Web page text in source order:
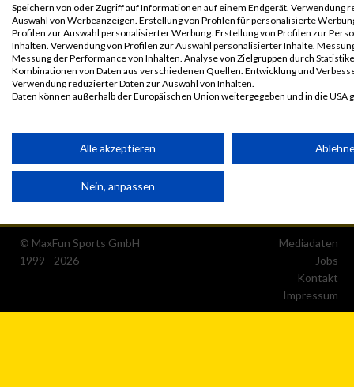
© MaxFun Sports GmbH
1999 - 2026
Mediadaten
Jobs
Kontakt
Impressum
Speichern von oder Zugriff auf Informationen auf einem Endgerät. Verwendung
Auswahl von Werbeanzeigen. Erstellung von Profilen für personalisierte
Profilen zur Auswahl personalisierter Werbung. Erstellung von Profilen zur
Inhalten. Verwendung von Profilen zur Auswahl personalisierter Inhalte.
Messung der Performance von Inhalten. Analyse von Zielgruppen durch
Kombinationen von Daten aus verschiedenen Quellen. Entwicklung und
Verwendung reduzierter Daten zur Auswahl von Inhalten.
Daten können außerhalb der Europäischen Union weitergegeben und in die USA
Partnerliste anzeigen (1 IAB-Anbieter)
Wir nutzen Ihre Daten für folgende Zwecke:
IAB-Verarbeitungszwecke:
Endgerät
Verwendung reduzierter Daten zur Auswahl von
Alle akzeptieren
Nein, anpassen